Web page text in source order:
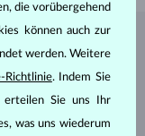
ATELIER
die vorübergehend
können auch zur
werden. Weitere
Richtlinie. Indem Sie
erteilen Sie uns Ihr
was uns wiederum